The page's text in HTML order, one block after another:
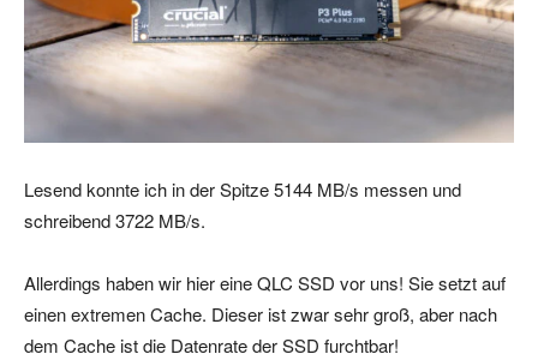
Lesend konnte ich in der Spitze 5144 MB/s messen und
schreibend 3722 MB/s.
Allerdings haben wir hier eine QLC SSD vor uns! Sie setzt auf
einen extremen Cache. Dieser ist zwar sehr groß, aber nach
dem Cache ist die Datenrate der SSD furchtbar!